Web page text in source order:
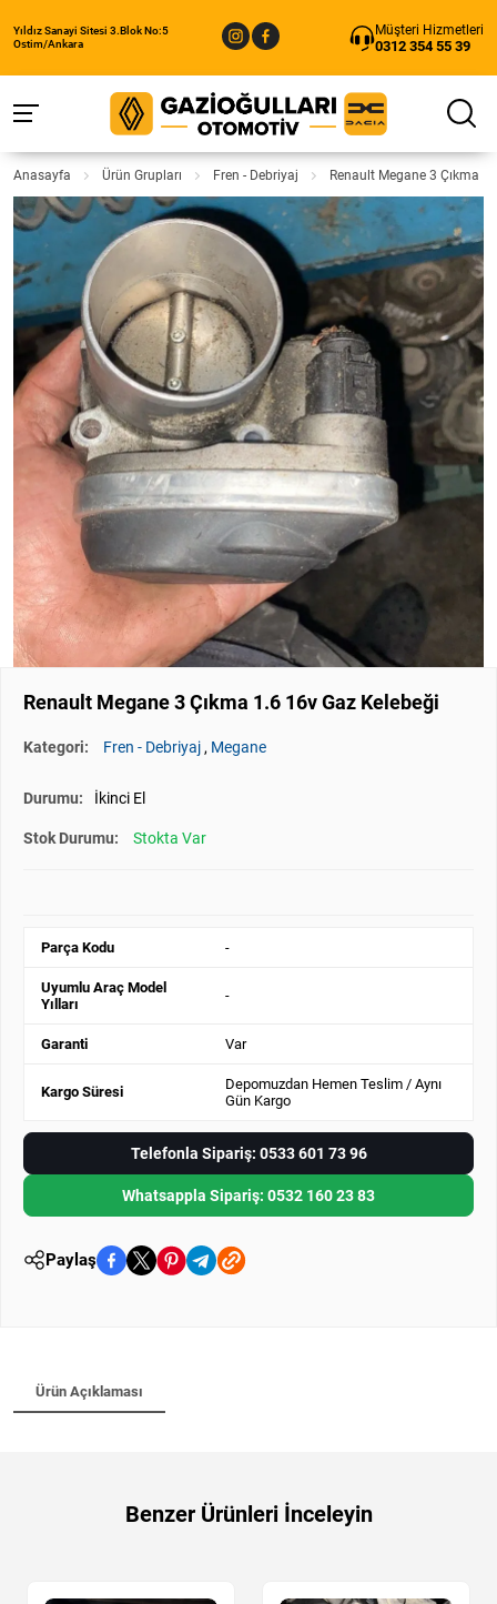
Yıldız Sanayi Sitesi 3.Blok No:5
Ostim/Ankara
Müşteri Hizmetleri
0312 354 55 39
Anasayfa Ürün Grupları Fren - Debriyaj Renault Megane 3 Çıkma
Renault Megane 3 Çıkma 1.6 16v Gaz Kelebeği
Kategori: Fren - Debriyaj , Megane
Durumu: İkinci El
Stok Durumu: Stokta Var
Parça Kodu -
Uyumlu Araç Model
Yılları
-
Garanti Var
Kargo Süresi
Depomuzdan Hemen Teslim / Aynı
Gün Kargo
Telefonla Sipariş: 0533 601 73 96
Whatsappla Sipariş: 0532 160 23 83
Paylaş
Ürün Açıklaması
Benzer Ürünleri İnceleyin